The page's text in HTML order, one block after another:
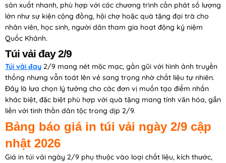
sản xuất nhanh, phù hợp với các chương trình cần phát số lượng
lớn như sự kiện cộng đồng, hội chợ hoặc quà tặng đại trà cho
nhân viên, học sinh, người dân tham gia hoạt động kỷ niệm
Quốc Khánh.
Túi vải đay 2/9
Túi vải đay 2/9 mang nét mộc mạc, gần gũi với hình ảnh truyền
thống nhưng vẫn toát lên vẻ sang trọng nhờ chất liệu tự nhiên.
Đây là lựa chọn lý tưởng cho các đơn vị muốn tạo điểm nhấn
khác biệt, đặc biệt phù hợp với quà tặng mang tính văn hóa, gắn
liền với tinh thần dân tộc trong dịp 2/9.
Bảng báo giá in túi vải ngày 2/9 cập
nhật 2026
Giá in túi vải ngày 2/9 phụ thuộc vào loại chất liệu, kích thước,